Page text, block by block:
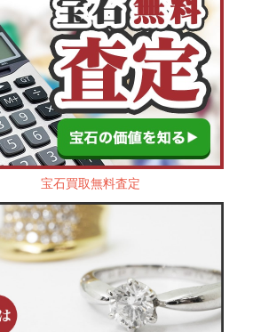
宝石買取無料査定